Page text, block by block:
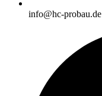
info@hc-probau.de